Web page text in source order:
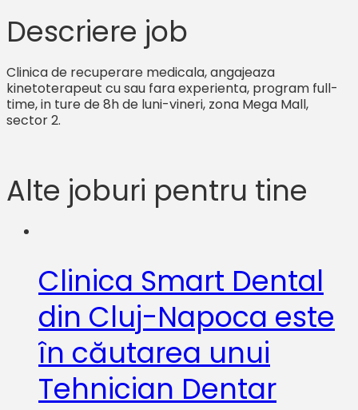
Descriere job
Clinica de recuperare medicala, angajeaza
kinetoterapeut cu sau fara experienta, program full-
time, in ture de 8h de luni-vineri, zona Mega Mall,
sector 2.
Alte joburi pentru tine
Clinica Smart Dental
din Cluj-Napoca este
în căutarea unui
Tehnician Dentar